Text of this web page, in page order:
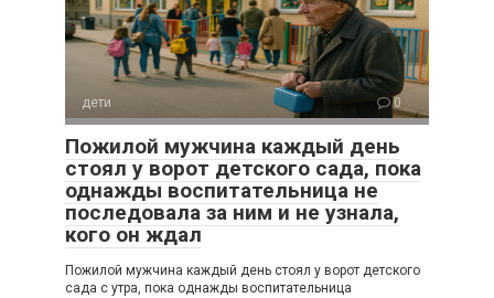
дети 0
Пожилой мужчина каждый день
стоял у ворот детского сада, пока
однажды воспитательница не
последовала за ним и не узнала,
кого он ждал
Пожилой мужчина каждый день стоял у ворот детского
сада с утра, пока однажды воспитательница